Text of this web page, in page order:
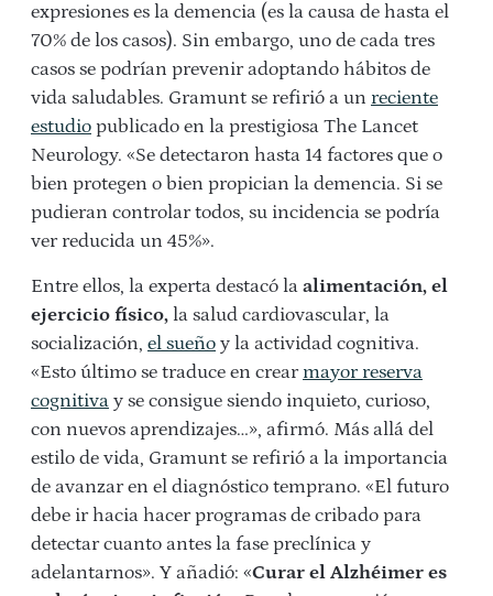
expresiones es la demencia (es la causa de hasta el
70% de los casos). Sin embargo, uno de cada tres
casos se podrían prevenir adoptando hábitos de
vida saludables. Gramunt se refirió a un reciente
estudio publicado en la prestigiosa The Lancet
Neurology. «Se detectaron hasta 14 factores que o
bien protegen o bien propician la demencia. Si se
pudieran controlar todos, su incidencia se podría
ver reducida un 45%».
Entre ellos, la experta destacó la alimentación, el
ejercicio físico, la salud cardiovascular, la
socialización, el sueño y la actividad cognitiva.
«Esto último se traduce en crear mayor reserva
cognitiva y se consigue siendo inquieto, curioso,
con nuevos aprendizajes…», afirmó. Más allá del
estilo de vida, Gramunt se refirió a la importancia
de avanzar en el diagnóstico temprano. «El futuro
debe ir hacia hacer programas de cribado para
detectar cuanto antes la fase preclínica y
adelantarnos». Y añadió: «Curar el Alzhéimer es